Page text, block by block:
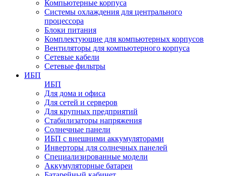
Компьютерные корпуса
Системы охлаждения для центрального
процессора
Блоки питания
Комплектующие для компьютерных корпусов
Вентиляторы для компьютерного корпуса
Сетевые кабели
Сетевые фильтры
ИБП
ИБП
Для дома и офиса
Для сетей и серверов
Для крупных предприятий
Стабилизаторы напряжения
Солнечные панели
ИБП с внешними аккумуляторами
Инверторы для солнечных панелей
Специализированные модели
Аккумуляторные батареи